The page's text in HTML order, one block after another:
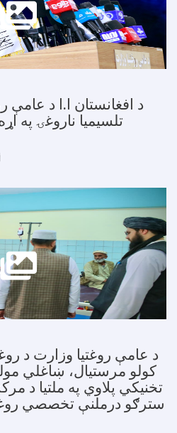
د افغانستان ا.ا د عامې
تلسیمیا ناروغۍ په
د عامې روغتيا وزارت د
کولو مرستيال، ښاغلي
تخنيکي پلاوي په ملتیا د
سترګو درملنې تخصصي